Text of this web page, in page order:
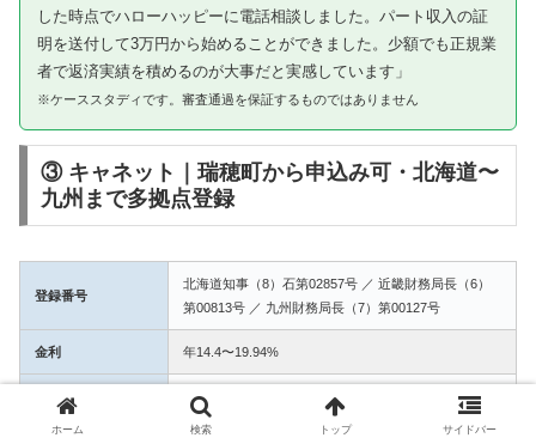
した時点でハローハッピーに電話相談しました。パート収入の証
明を送付して3万円から始めることができました。少額でも正規業
者で返済実績を積めるのが大事だと実感しています」
※ケーススタディです。審査通過を保証するものではありません
③ キャネット｜瑞穂町から申込み可・北海道〜
九州まで多拠点登録
登録番号
北海道知事（8）石第02857号 ／ 近畿財務局長（6）
第00813号 ／ 九州財務局長（7）第00127号
金利 年14.4〜19.94%
融資額 1万〜50万円
ホーム 検索 トップ サイドバー